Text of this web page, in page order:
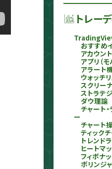
トレー
おすすめ
アカウン
アプリ（
アラート
ウォッチ
スクリー
ストラテ
ダウ理論
チャート
ー
チャート
ティック
トレンド
ヒートマ
フィボナ
ボリンジ